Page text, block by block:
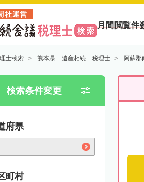
社運営
月間閲覧件
士検索 熊本県 遺産相続 税理士 阿蘇
検索条件変更
府県
町村